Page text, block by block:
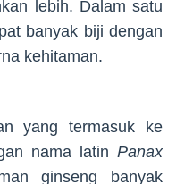
lebih. Dalam satu
banyak biji dengan
kehitaman.
yang termasuk ke
nama latin Panax
ginseng banyak